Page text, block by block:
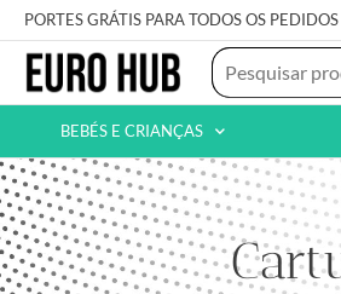
PORTES GRÁTIS PARA TODOS OS
BEBÉS E CRIANÇAS